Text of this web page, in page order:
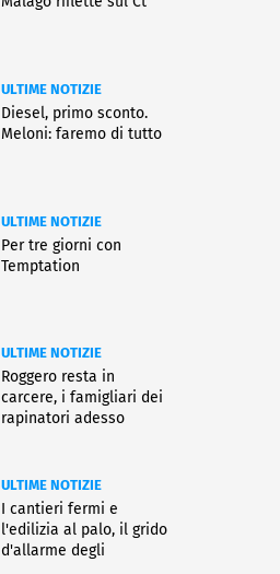
ULTIME NOTIZIE
Diesel, primo sconto.
Meloni: faremo di tutto
ULTIME NOTIZIE
Per tre giorni con
Temptation
ULTIME NOTIZIE
Roggero resta in
carcere, i famigliari dei
rapinatori adesso
ULTIME NOTIZIE
I cantieri fermi e
l'edilizia al palo, il grido
d'allarme degli